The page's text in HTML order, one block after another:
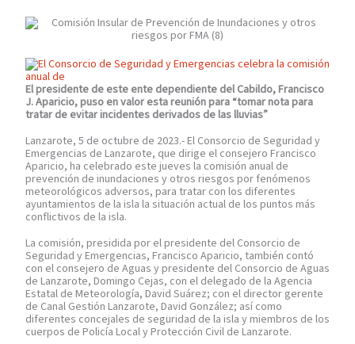
El presidente de este ente dependiente del Cabildo, Francisco
J. Aparicio, puso en valor esta reunión para “tomar nota para
tratar de evitar incidentes derivados de las lluvias”
Lanzarote, 5 de octubre de 2023.- El Consorcio de Seguridad y
Emergencias de Lanzarote, que dirige el consejero Francisco
Aparicio, ha celebrado este jueves la comisión anual de
prevención de inundaciones y otros riesgos por fenómenos
meteorológicos adversos, para tratar con los diferentes
ayuntamientos de la isla la situación actual de los puntos más
conflictivos de la isla.
La comisión, presidida por el presidente del Consorcio de
Seguridad y Emergencias, Francisco Aparicio, también contó
con el consejero de Aguas y presidente del Consorcio de Aguas
de Lanzarote, Domingo Cejas, con el delegado de la Agencia
Estatal de Meteorología, David Suárez; con el director gerente
de Canal Gestión Lanzarote, David González; así como
diferentes concejales de seguridad de la isla y miembros de los
cuerpos de Policía Local y Protección Civil de Lanzarote.